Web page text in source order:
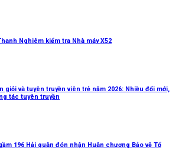
Nghiêm kiểm tra Nhà máy X52
giỏi và tuyên truyền viên trẻ năm 2026: Nhiều đổi mới,
tác tuyên truyền
196 Hải quân đón nhận Huân chương Bảo vệ Tổ